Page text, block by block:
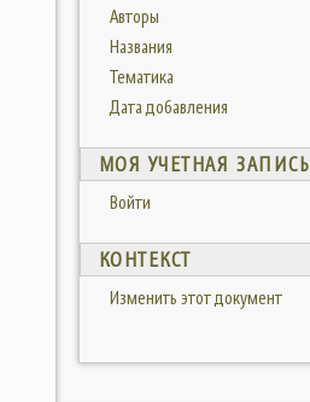
Авторы
Названия
Тематика
Дата добавления
МОЯ УЧЕТНАЯ ЗАПИСЬ
Войти
КОНТЕКСТ
Изменить этот документ